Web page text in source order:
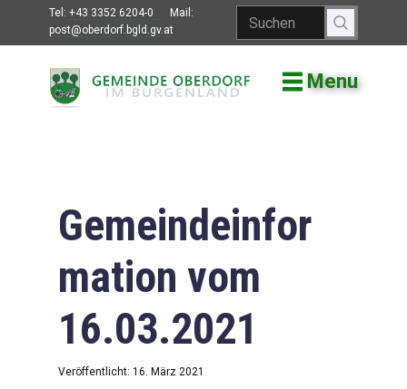
Tel: +43 3352 6204-0
Mail:
post@oberdorf.bgld.gv.at
Menu
Willkommen
Gemeindeamt
Gemeinderat
Bildung
Vereine
Gemeindeinfor
mation vom
16.03.2021
Veröffentlicht: 16. März 2021